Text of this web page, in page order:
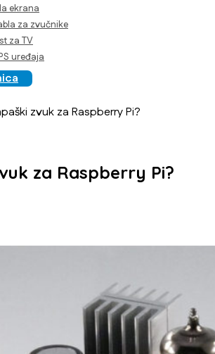
ekrana
za zvučnike
za TV
uređaja
zvuk za Raspberry Pi?
za Raspberry Pi?